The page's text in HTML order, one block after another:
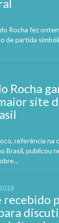
Rocha fez
de partida
Rocha
site
referência na
Brasil, publicou
recebido